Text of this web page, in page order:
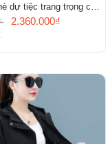
dự tiệc trang trọng cao
2.360.000₫